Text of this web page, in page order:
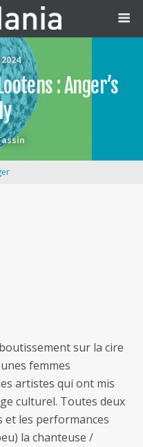
: Anger’s
sur la cire
femmes
artistes qui ont mis
culturel. Toutes deux
et les performances
la chanteuse /